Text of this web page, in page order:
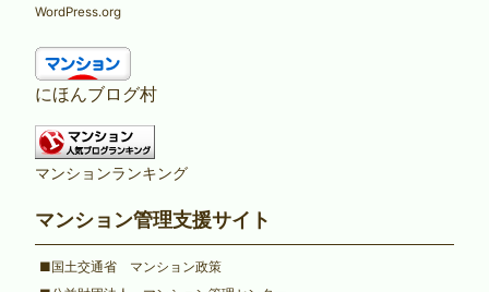
WordPress.org
にほんブログ村
マンションランキング
マンション管理支援サイト
■国土交通省 マンション政策